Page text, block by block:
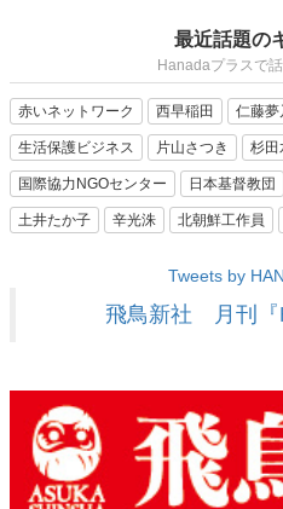
最近話題の
Hanadaプラスで
赤いネットワーク 西早稲田 仁藤夢
生活保護ビジネス 片山さつき 杉田
国際協力NGOセンター 日本基督教団
土井たか子 辛光洙 北朝鮮工作員
Tweets by
飛鳥新社 月刊『